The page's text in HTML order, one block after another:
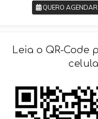
QUERO
VOLTAR
Leia o QR-Code